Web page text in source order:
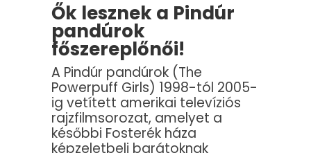
Ők lesznek a Pindúr
pandúrok
főszereplőnői!
A Pindúr pandúrok (The
Powerpuff Girls) 1998-tól 2005-
ig vetített amerikai televíziós
rajzfilmsorozat, amelyet a
későbbi Fosterék háza
képzeletbeli barátoknak